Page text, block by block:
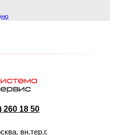
260 18 50
вн.тер.г.